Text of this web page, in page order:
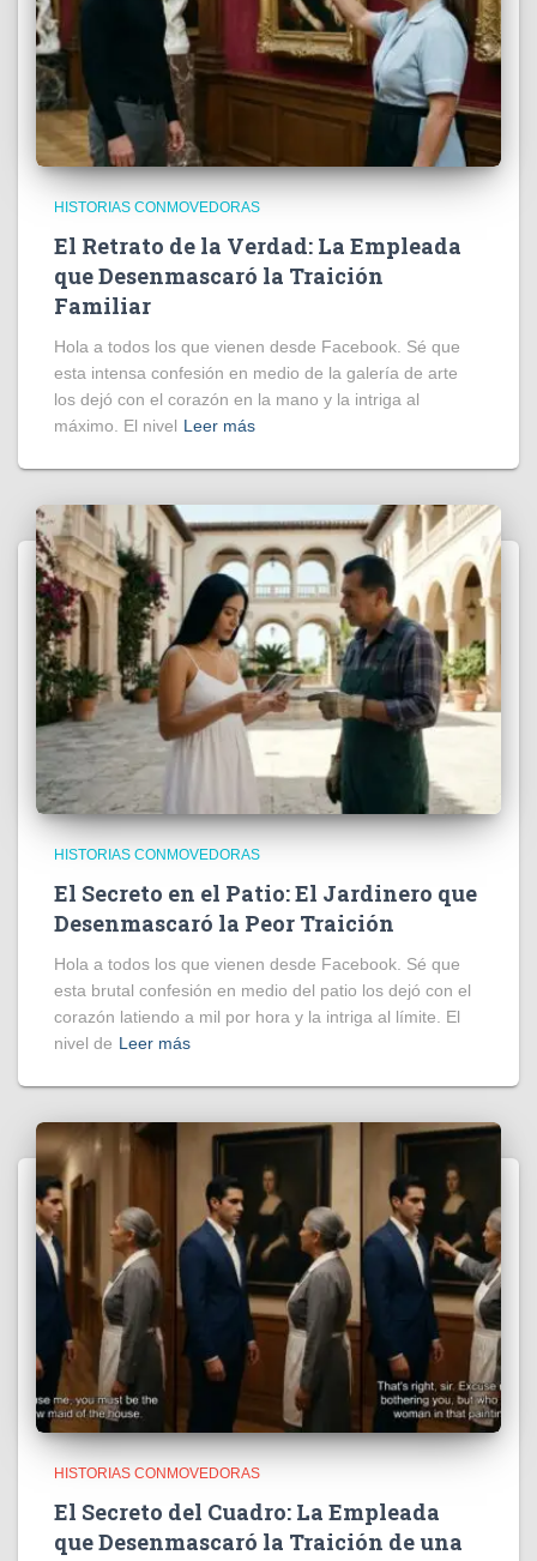
HISTORIAS CONMOVEDORAS
El Retrato de la Verdad: La Empleada
que Desenmascaró la Traición
Familiar
Hola a todos los que vienen desde Facebook. Sé que
esta intensa confesión en medio de la galería de arte
los dejó con el corazón en la mano y la intriga al
máximo. El nivel Leer más
HISTORIAS CONMOVEDORAS
El Secreto en el Patio: El Jardinero que
Desenmascaró la Peor Traición
Hola a todos los que vienen desde Facebook. Sé que
esta brutal confesión en medio del patio los dejó con el
corazón latiendo a mil por hora y la intriga al límite. El
nivel de Leer más
HISTORIAS CONMOVEDORAS
El Secreto del Cuadro: La Empleada
que Desenmascaró la Traición de una